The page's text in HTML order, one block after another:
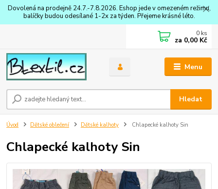
Dovolená na prodejně 24.7.-7.8.2026. Eshop jede v omezeném režimu,
balíčky budou odesílané 1-2x za týden. Přejeme krásné léto.
Menu
Hledat
0 ks
za 0,00 Kč
Úvod Dětské oblečení Dětské kalhoty Chlapecké kalhoty Sin
Chlapecké kalhoty Sin